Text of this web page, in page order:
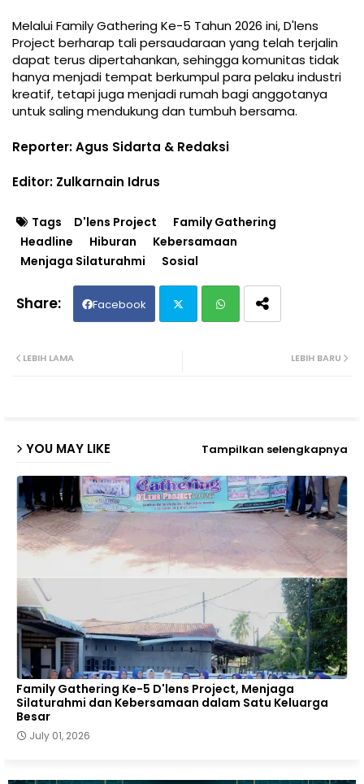
Melalui Family Gathering Ke-5 Tahun 2026 ini, D'lens
Project berharap tali persaudaraan yang telah terjalin
dapat terus dipertahankan, sehingga komunitas tidak
hanya menjadi tempat berkumpul para pelaku industri
kreatif, tetapi juga menjadi rumah bagi anggotanya
untuk saling mendukung dan tumbuh bersama.
Reporter: Agus Sidarta & Redaksi
Editor: Zulkarnain Idrus
Tags D'lens Project
Family Gathering
Headline
Hiburan
Kebersamaan
Menjaga Silaturahmi
Sosial
Facebook
p
LEBIH BARU
LEBIH LAMA
YOU MAY LIKE Tampilkan selengkapnya
Family Gathering Ke-5 D'lens Project, Menjaga
Silaturahmi dan Kebersamaan dalam Satu Keluarga
Besar
July 01, 2026